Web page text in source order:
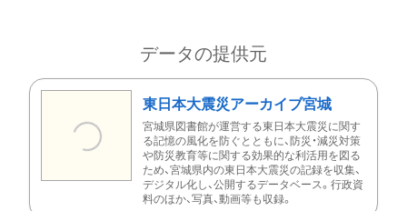
データの提供元
東日本大震災アーカイブ宮城
宮城県図書館が運営する東日本大震災に関す
る記憶の風化を防ぐとともに、防災・減災対策
や防災教育等に関する効果的な利活用を図る
ため、宮城県内の東日本大震災の記録を収集、
デジタル化し、公開するデータベース。行政資
料のほか、写真、動画等も収録。